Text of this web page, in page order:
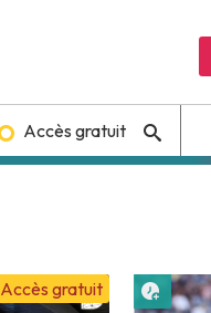
Accès gratuit
Accès gratuit Lire